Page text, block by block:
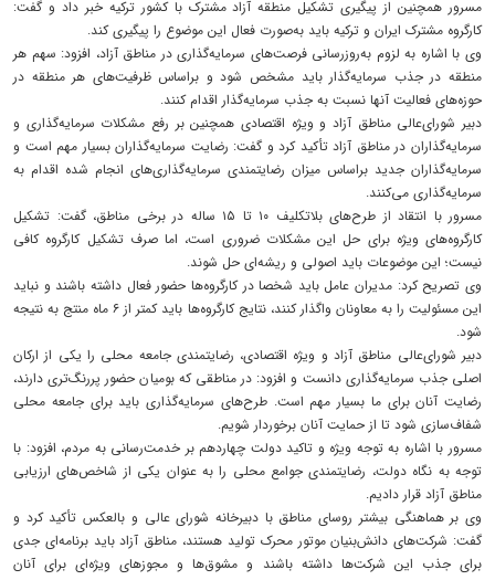
مسرور همچنین از پیگیری تشکیل منطقه آزاد مشترک با کشور ترکیه خبر داد و گفت:
کارگروه مشترک ایران و ترکیه باید به‌صورت فعال این موضوع را پیگیری کند.
وی با اشاره به لزوم به‌روزرسانی فرصت‌های سرمایه‌گذاری در مناطق آزاد، افزود: سهم هر
منطقه در جذب سرمایه‌گذار باید مشخص شود و براساس ظرفیت‌های هر منطقه در
حوزه‌های فعالیت آنها نسبت به جذب سرمایه‌گذار اقدام کنند.
دبیر شورای‌عالی مناطق آزاد و ویژه اقتصادی همچنین بر رفع مشکلات سرمایه‌گذاری و
سرمایه‌گذاران در مناطق آزاد تأکید کرد و گفت: رضایت سرمایه‌گذاران بسیار مهم است و
سرمایه‌گذاران جدید براساس میزان رضایتمندی سرمایه‌گذاری‌های انجام شده اقدام به
سرمایه‌گذاری می‌کنند.
مسرور با انتقاد از طرح‌های بلاتکلیف ۱۰ تا ۱۵ ساله در برخی مناطق، گفت: تشکیل
کارگروه‌های ویژه برای حل این مشکلات ضروری است، اما صرف تشکیل کارگروه کافی
نیست؛ این موضوعات باید اصولی و ریشه‌ای حل شوند.
وی تصریح کرد: مدیران عامل باید شخصا در کارگروه‌ها حضور فعال داشته باشند و نباید
این مسئولیت را به معاونان واگذار کنند، نتایج کارگروه‌ها باید کمتر از ۶ ماه منتج به نتیجه
شود.
دبیر شورای‌عالی مناطق آزاد و ویژه اقتصادی، رضایتمندی جامعه محلی را یکی از ارکان
اصلی جذب سرمایه‌گذاری دانست و افزود: در مناطقی که بومیان حضور پررنگ‌تری دارند،
رضایت آنان برای ما بسیار مهم است. طرح‌های سرمایه‌گذاری باید برای جامعه محلی
شفاف‌سازی شود تا از حمایت آنان برخوردار شویم.
مسرور با اشاره به توجه ویژه و تاکید دولت چهاردهم بر خدمت‌رسانی به مردم، افزود: با
توجه به نگاه دولت، رضایتمندی جوامع محلی را به عنوان یکی از شاخص‌های ارزیابی
مناطق آزاد قرار دادیم.
وی بر هماهنگی بیشتر روسای مناطق با دبیرخانه شورای عالی و بالعکس تأکید کرد و
گفت: شرکت‌های دانش‌بنیان موتور محرک تولید هستند، مناطق آزاد باید برنامه‌ای جدی
برای جذب این شرکت‌ها داشته باشند و مشوق‌ها و مجوزهای ویژه‌ای برای آنان